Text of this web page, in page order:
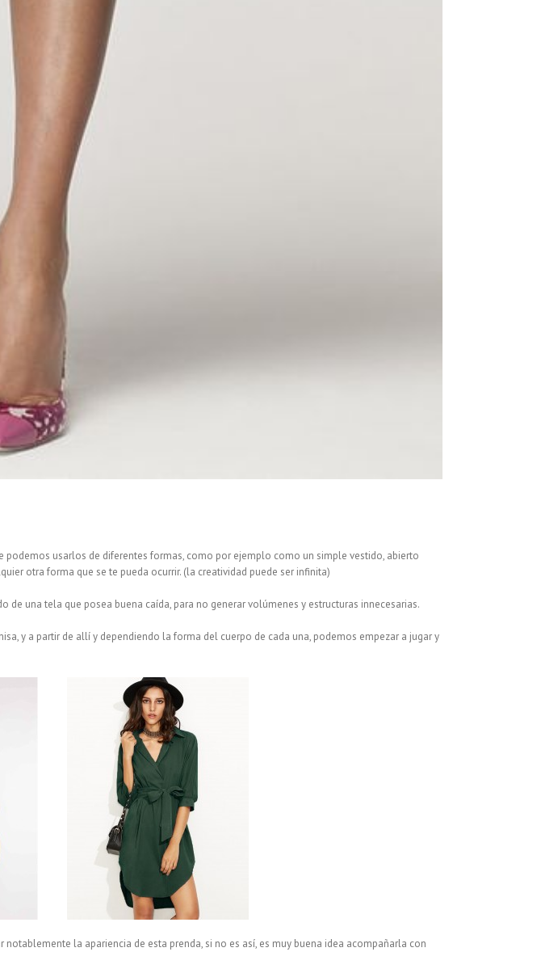
podemos usarlos de diferentes formas, como por ejemplo como un simple vestido, abierto
otra forma que se te pueda ocurrir. (la creatividad puede ser infinita)
una tela que posea buena caída, para no generar volúmenes y estructuras innecesarias.
y a partir de allí y dependiendo la forma del cuerpo de cada una, podemos empezar a jugar y
la apariencia de esta prenda, si no es así, es muy buena idea acompañarla con